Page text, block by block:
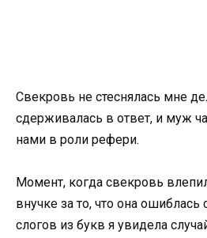
Свекровь не стеснялась мне
сдерживалась в ответ, и муж
нами в роли рефери.
Момент, когда свекровь
внучке за то, что она ошиблась
слогов из букв я увидела